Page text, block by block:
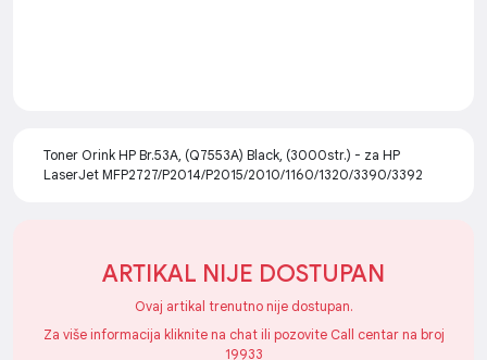
Toner Orink HP Br.53A, (Q7553A) Black, (3000str.) - za HP
LaserJet MFP2727/P2014/P2015/2010/1160/1320/3390/3392
ARTIKAL NIJE DOSTUPAN
Ovaj artikal trenutno nije dostupan.
Za više informacija kliknite na chat ili pozovite Call centar na broj
19933